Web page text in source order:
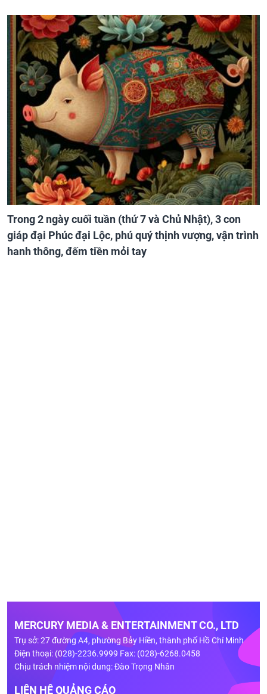
Trong 2 ngày cuối tuần (thứ 7 và Chủ Nhật), 3 con
giáp đại Phúc đại Lộc, phú quý thịnh vượng, vận trình
hanh thông, đếm tiền mỏi tay
MERCURY MEDIA & ENTERTAINMENT CO., LTD
Trụ sở: 27 đường A4, phường Bảy Hiền, thành phố Hồ Chí Minh
Điện thoại: (028)-2236.9999 Fax: (028)-6268.0458
Chịu trách nhiệm nội dung: Đào Trọng Nhân
LIÊN HỆ QUẢNG CÁO